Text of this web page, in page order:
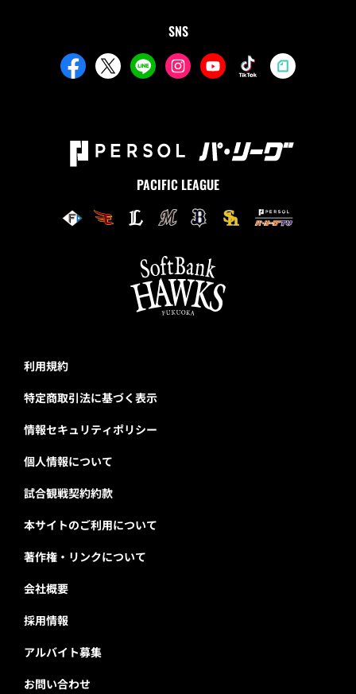
SNS
PACIFIC LEAGUE
利用規約
特定商取引法に基づく表示
情報セキュリティポリシー
個人情報について
試合観戦契約約款
本サイトのご利用について
著作権・リンクについて
会社概要
採用情報
アルバイト募集
お問い合わせ